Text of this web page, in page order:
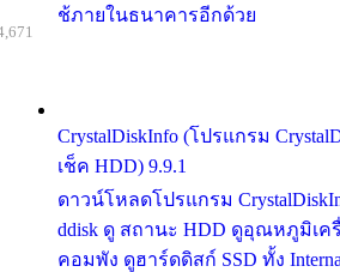
ช้ภายในธนาคารอีกด้วย
CrystalDiskInfo (โปรแกรม
เช็ค HDD) 9.9.1
ดาวน์โหลดโปรแกรม
ddisk ดู สถานะ HDD ดูอุณหภูมิเค
คอมพัง ดูฮาร์ดดิสก์ SSD ทั้ง